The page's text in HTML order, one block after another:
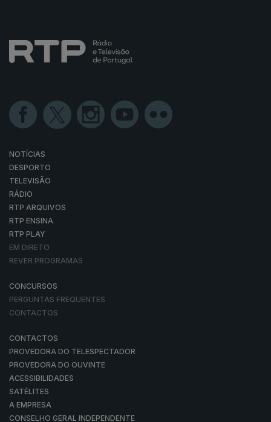
NOTÍCIAS
DESPORTO
TELEVISÃO
RÁDIO
RTP ARQUIVOS
RTP ENSINA
RTP PLAY
EM DIRETO
REVER PROGRAMAS
CONCURSOS
PERGUNTAS FREQUENTES
CONTACTOS
CONTACTOS
PROVEDORA DO TELESPECTADOR
PROVEDORA DO OUVINTE
ACESSIBILIDADES
SATÉLITES
A EMPRESA
CONSELHO GERAL INDEPENDENTE